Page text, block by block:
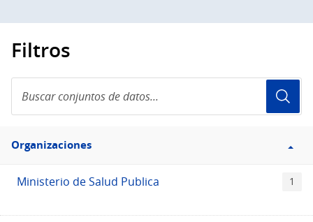
Filtros
conjuntos
de
Filtro
Organizaciones
Organizaciones
Ministerio de Salud Publica 1